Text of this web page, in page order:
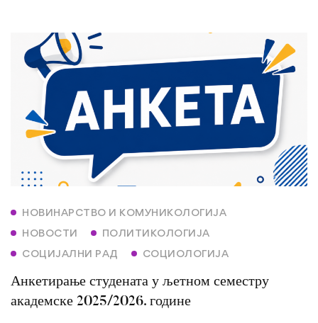
НОВИНАРСТВО И КОМУНИКОЛОГИЈА
НОВОСТИ
ПОЛИТИКОЛОГИЈА
СОЦИЈАЛНИ РАД
СОЦИОЛОГИЈА
Анкетирање студената у љетном семестру
академске 2025/2026. године